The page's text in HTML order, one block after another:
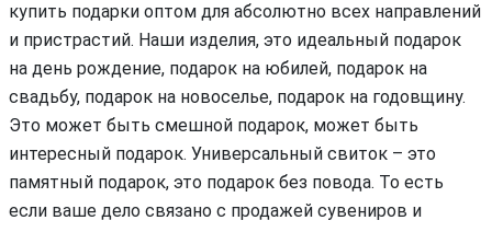
купить подарки оптом для абсолютно всех направлений
и пристрастий. Наши изделия, это идеальный подарок
на день рождение, подарок на юбилей, подарок на
свадьбу, подарок на новоселье, подарок на годовщину.
Это может быть смешной подарок, может быть
интересный подарок. Универсальный свиток – это
памятный подарок, это подарок без повода. То есть
если ваше дело связано с продажей сувениров и